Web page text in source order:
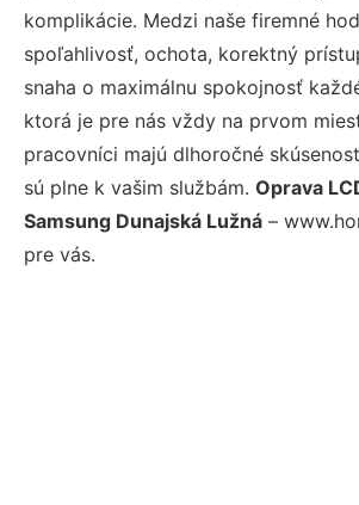
komplikácie. Medzi naše firemné
spoľahlivosť, ochota, korektný
snaha o maximálnu spokojnosť
ktorá je pre nás vždy na prvom
pracovníci majú dlhoročné
sú plne k vašim službám. Oprava
Samsung Dunajská Lužná –
pre vás.